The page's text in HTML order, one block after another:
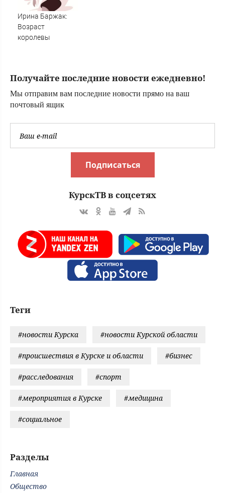
полным ходом
(The i Paper ,
Великобритания)
Ирина Баржак:
Возраст
королевы
Получайте последние новости ежедневно!
Мы отправим вам последние новости прямо на ваш
почтовый ящик
Подписаться
КурскТВ в соцсетях
Теги
#новости Курска #новости Курской области
#происшествия в Курске и области #бизнес
#расследования #спорт
#мероприятия в Курске #медицина
#социальное
Разделы
Главная
Общество